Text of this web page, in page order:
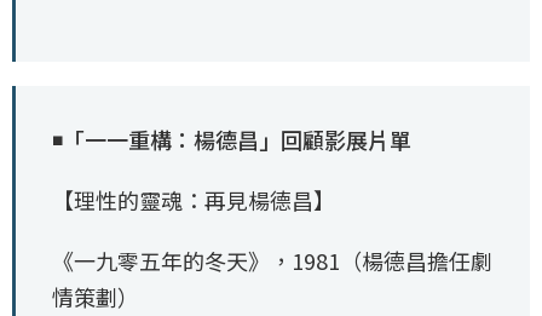
◾「一一重構：楊德昌」回顧影展片單
【理性的靈魂：再見楊德昌】
《一九零五年的冬天》，1981（楊德昌擔任劇
情策劃）